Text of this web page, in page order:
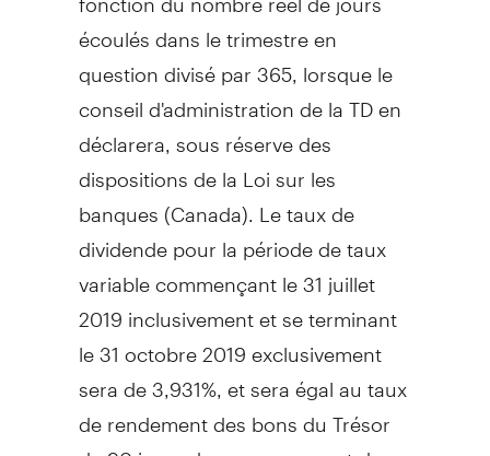
écoulés dans le trimestre en
question divisé par 365, lorsque le
conseil d'administration de la TD en
déclarera, sous réserve des
dispositions de la Loi sur les
banques (Canada). Le taux de
dividende pour la période de taux
variable commençant le 31 juillet
2019 inclusivement et se terminant
le 31 octobre 2019 exclusivement
sera de 3,931%, etsera égal au taux
de rendement des bons du Trésor